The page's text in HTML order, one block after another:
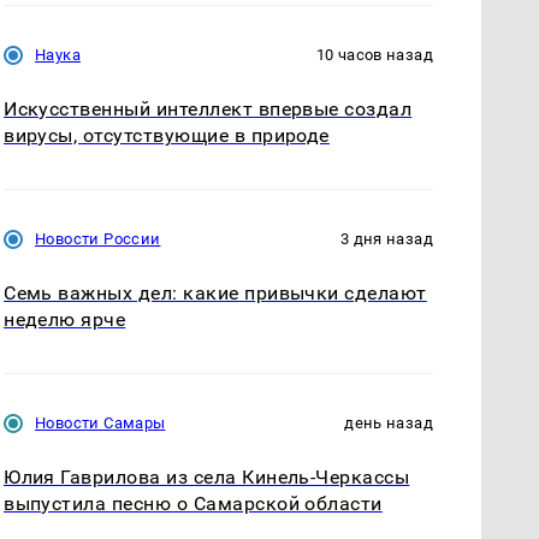
Наука 10 часов назад
Искусственный интеллект впервые создал
вирусы, отсутствующие в природе
Новости России 3 дня назад
Семь важных дел: какие привычки сделают
неделю ярче
Новости Самары день назад
Юлия Гаврилова из села Кинель-Черкассы
выпустила песню о Самарской области